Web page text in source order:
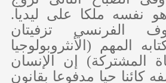
نفسه ملكا على ليديا.
الفرنسي تزفيتان
المهم (الأنثروبولوجيا
المشتركة) إن الإنسان
كائنا حيا مدفوعا بقانون